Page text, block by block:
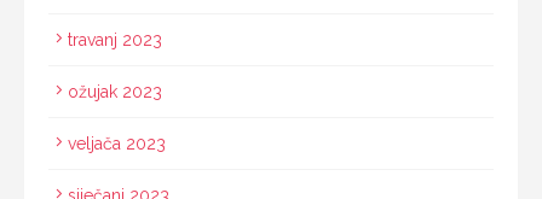
travanj 2023
ožujak 2023
veljača 2023